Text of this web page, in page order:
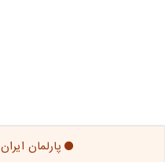
پارلمان ایران